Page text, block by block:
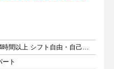
週1日以上 1日4時間以上 シフト自由・自己申告
ート